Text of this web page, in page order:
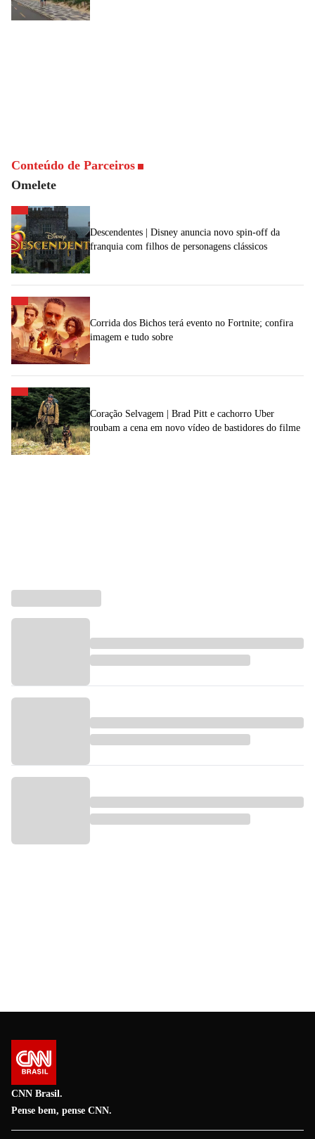
Conteúdo de Parceiros
Omelete
Descendentes | Disney anuncia novo spin-off da
franquia com filhos de personagens clássicos
Corrida dos Bichos terá evento no Fortnite; confira
imagem e tudo sobre
Coração Selvagem | Brad Pitt e cachorro Uber
roubam a cena em novo vídeo de bastidores do filme
CNN Brasil.
Pense bem, pense CNN.